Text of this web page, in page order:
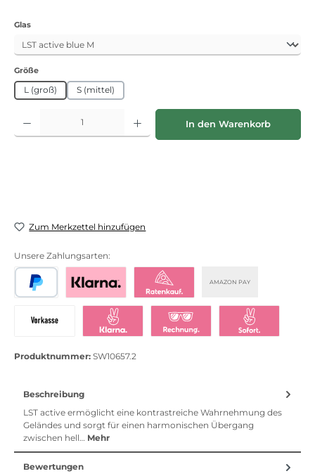
Glasauswählen
Größeauswählen
L (groß) S (mittel)
Produkt Anzahl: Gib den gewünschten Wert ein oder benutze die
In den Warenkorb
Zum Merkzettel hinzufügen
Unsere Zahlungsarten:
AMAZON PAY
Produktnummer: SW10657.2
Beschreibung
LST active ermöglicht eine kontrastreiche Wahrnehmung des
Geländes und sorgt für einen harmonischen Übergang
zwischen hell… Mehr
Bewertungen